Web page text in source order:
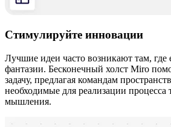
Стимулируйте инновации
Лучшие идеи часто возникают там, где
фантазии. Бесконечный холст Miro
задачу, предлагая командам
необходимые для реализации процесса
мышления.